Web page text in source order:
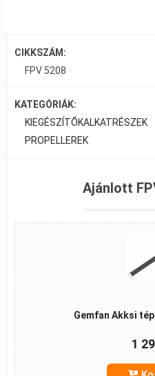
CIKKSZÁM:
FPV 5208
KATEGÓRIÁK:
KIEGÉSZÍTŐKALKATRÉSZEK
PROPELLEREK
Ajánlott
Gemfan Akksi
1